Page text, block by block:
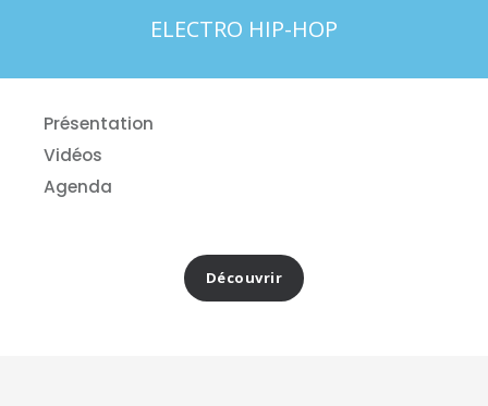
ELECTRO HIP-HOP
Présentation
Vidéos
Agenda
Découvrir